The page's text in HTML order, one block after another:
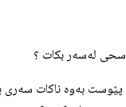
به‌وه‌ ناكات